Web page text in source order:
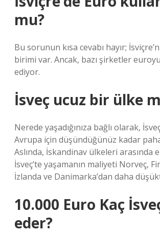
mu?
Bu sorunun kısa cevabı hayır;
birimi var. Ancak, bazı şirketler
ediyor.
İsveç ucuz bir ülke
Nerede yaşadığınıza bağlı olarak,
Avrupa için düşündüğünüz kadar
Aslında, İskandinav ülkeleri arasında
İsveç’te yaşamanın maliyeti Norveç,
İzlanda ve Danimarka’dan daha
10.000 Euro Kaç
eder?